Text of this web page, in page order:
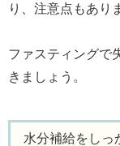
り、注意点もあり
ファスティングで
きましょう。
水分補給をし